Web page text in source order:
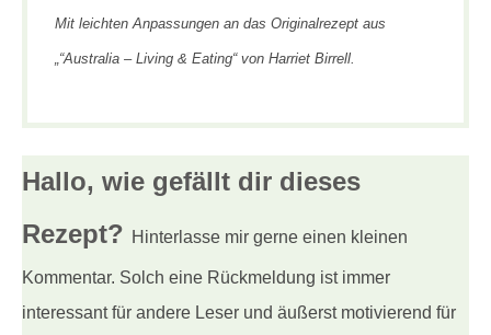
Mit leichten Anpassungen an das Originalrezept aus
„“Australia – Living & Eating“ von Harriet Birrell.
Hallo, wie gefällt dir dieses
Rezept? Hinterlasse mir gerne einen kleinen
Kommentar. Solch eine Rückmeldung ist immer
interessant für andere Leser und äußerst motivierend für